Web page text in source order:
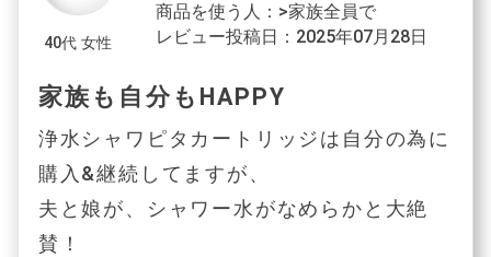
40代 女性
商品を使う人：>家族全員で
レビュー投稿日：2025年07月28日
家族も自分もHAPPY
浄水シャワピタカートリッジは自分の為に
購入&継続してますが、
夫と娘が、シャワー水がなめらかと大絶
賛！